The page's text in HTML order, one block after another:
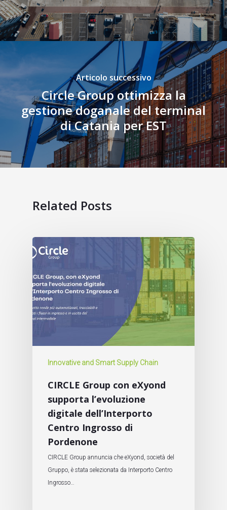
Articolo successivo
Circle Group ottimizza la
gestione doganale del terminal
di Catania per EST
Related Posts
Innovative and Smart Supply Chain
CIRCLE Group con eXyond
supporta l’evoluzione
digitale dell’Interporto
Centro Ingrosso di
Pordenone
CIRCLE Group annuncia che eXyond, società del
Gruppo, è stata selezionata da Interporto Centro
Ingrosso…